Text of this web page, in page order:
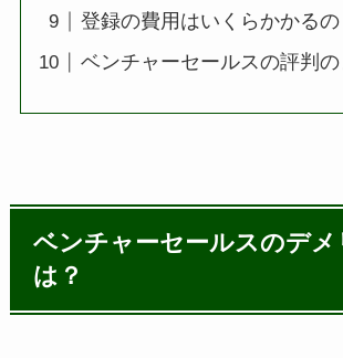
登録の費用はいくらかかるの
ベンチャーセールスの評判
ベンチャーセールスのデメ
は？